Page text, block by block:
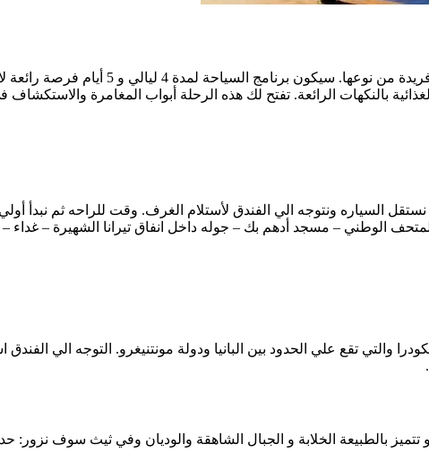
نتمنى لك رحلة لا تُنسى تحفل بالمرح والإثارة، وفرصة
بالنكهات الرائعة. تفتح لك هذه الرحلة أبواب المغامرة
ونتوجه الي الفندق لأستلام الغرف. وقت للراحه ثم نبدأ أولي
الوطني – مسجد أدهم بك – جوله داخل انفاق تيرانا الشهيرة – غداء
والتي تقع علي الحدود بين البانيا ودولة مونتنيغرو. التوجه الي
بالطبيعة الخلابة و الجبال الشاهقة والوديان وفي ثيث سوف نزور: